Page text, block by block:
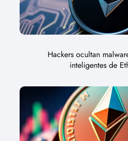
Hackers ocultan
inteligentes de